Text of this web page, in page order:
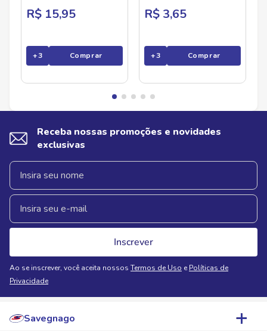
R$ 15,95
+3 Comprar
R$ 3,65
+3 Comprar
Receba nossas promoções e novidades
exclusivas
Inscrever
Ao se inscrever, você aceita nossos Termos de Uso e Políticas de
Privacidade
Savegnago